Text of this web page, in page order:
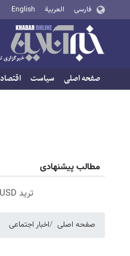
فارسی العربية English
صفحه اصلی سیاست اقتصاد
مطالب پیشنهادی
ترید EURUSD با اسپرد از صفر پیپ
صفحه اصلی اخبار اجتماعی